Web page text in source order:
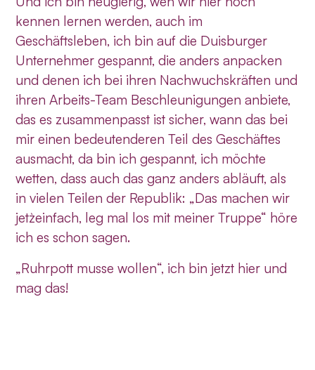
kennen lernen werden, auch im
Geschäftsleben, ich bin auf die Duisburger
Unternehmer gespannt, die anders anpacken
und denen ich bei ihren Nachwuchskräften und
ihren Arbeits-Team Beschleunigungen anbiete,
das es zusammenpasst ist sicher, wann das bei
mir einen bedeutenderen Teil des Geschäftes
ausmacht, da bin ich gespannt, ich möchte
wetten, dass auch das ganz anders abläuft, als
in vielen Teilen der Republik: „Das machen wir
jetz`einfach, leg mal los mit meiner Truppe“ höre
ich es schon sagen.
„Ruhrpott musse wollen“, ich bin jetzt hier und
mag das!